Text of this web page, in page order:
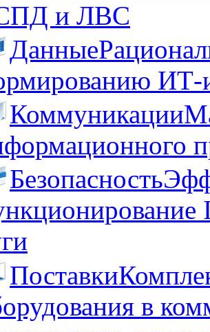
и ЛВС
Данные
ИТ-
Коммуникации
Безопасность
Поставки
в